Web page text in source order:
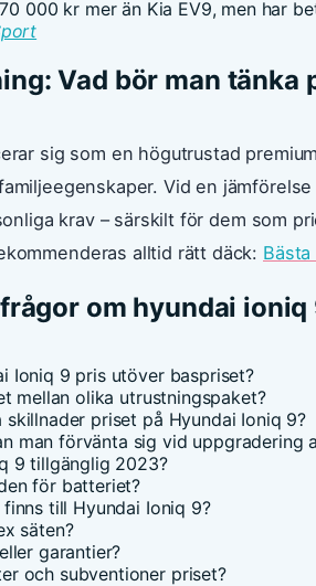
000 kr mer än Kia EV9, men har
Vad bör man tänka
sig som en högutrustad
Vid en
krav – särskilt för dem som
alltid rätt däck:
om hyundai
Ioniq 9 pris utöver baspriset?
mellan olika utrustningspaket?
skillnader priset på Hyundai Ioniq 9?
man förvänta sig vid uppgradering
9 tillgänglig 2023?
för batteriet?
till Hyundai Ioniq 9?
säten?
garantier?
och subventioner priset?